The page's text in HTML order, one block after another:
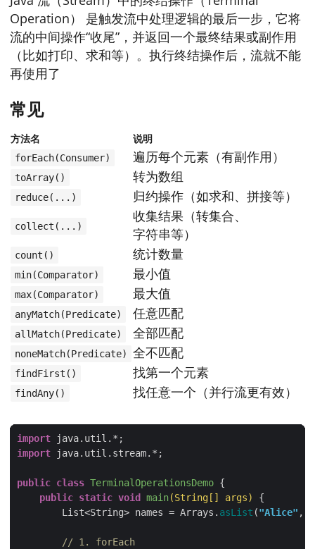
Operation） 是触发流中处理逻辑的最后一步，它将
流的中间操作“收尾”，并返回一个最终结果或副作用
（比如打印、求和等）。执行终结操作后，流就不能
再使用了
常见
方法名 说明
forEach(Consumer) 遍历每个元素（有副作用）
toArray() 转为数组
reduce(...) 归约操作（如求和、拼接等）
collect(...)
收集结果（转集合、
字符串等）
count() 统计数量
min(Comparator) 最小值
max(Comparator) 最大值
anyMatch(Predicate) 任意匹配
allMatch(Predicate) 全部匹配
noneMatch(Predicate) 全不匹配
findFirst() 找第一个元素
findAny() 找任意一个（并行流更有效）
import
import
public class TerminalOperationsDemo
public static void main(String[] args)
        List<String> names = Arrays.
asList ("Alice" ,
// 1. forEach